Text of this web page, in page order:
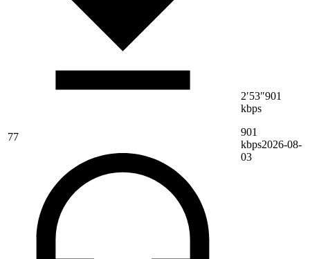
77
2′53″901
kbps
901
kbps2026-08-
03